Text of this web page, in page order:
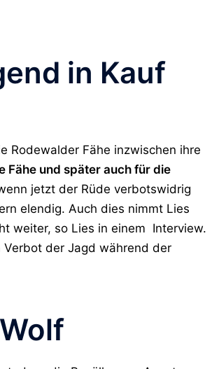
in Kauf
Rodewalder Fähe inzwischen ihre
Fähe und später auch für die
jetzt der Rüde verbotswidrig
elendig. Auch dies nimmt Lies
weiter, so Lies in einem Interview.
der Jagd während der